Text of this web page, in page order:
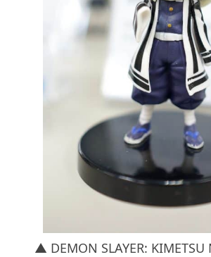
▲ DEMON SLAYER: KIMETSU